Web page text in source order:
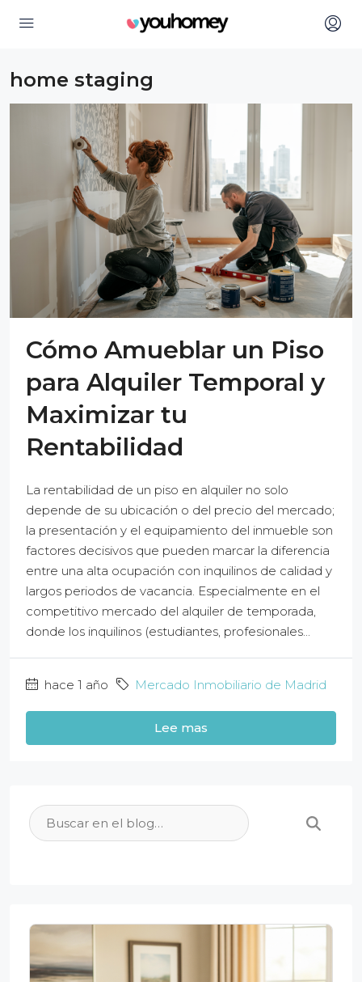
home staging
Cómo Amueblar un Piso
para Alquiler Temporal y
Maximizar tu
Rentabilidad
La rentabilidad de un piso en alquiler no solo
depende de su ubicación o del precio del mercado;
la presentación y el equipamiento del inmueble son
factores decisivos que pueden marcar la diferencia
entre una alta ocupación con inquilinos de calidad y
largos periodos de vacancia. Especialmente en el
competitivo mercado del alquiler de temporada,
donde los inquilinos (estudiantes, profesionales...
hace 1 año Mercado Inmobiliario de Madrid
Lee mas